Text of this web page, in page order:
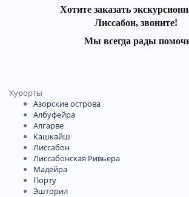
Хотите заказать
Лиссабон, звоните!
Мы всегда рады
Курорты
Азорские острова
Албуфейра
Алгарве
Кашкайш
Лиссабон
Лиссабонская Ривьера
Мадейра
Порту
Эшторил